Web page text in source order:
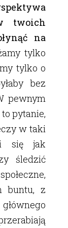
twoich
na
tylko
tylko o
bez
pewnym
pytanie,
w taki
się jak
śledzić
buntu, z